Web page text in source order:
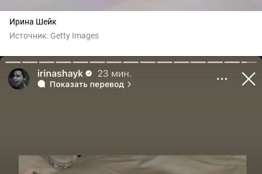
Ирина Шейк
Источник: Getty Images